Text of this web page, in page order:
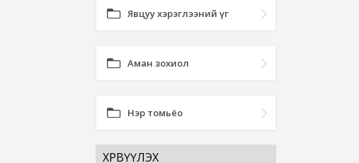
Явцуу хэрэглээний үг
Аман зохиол
Нэр томьёо
ХӨРВҮҮЛЭХ